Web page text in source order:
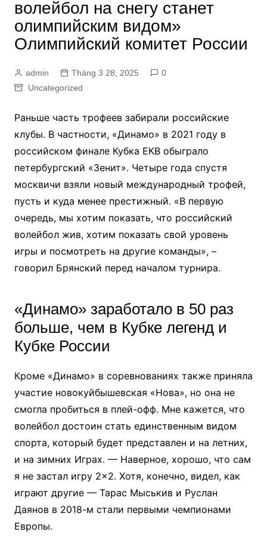
волейбол на снегу станет
олимпийским видом»
Олимпийский комитет России
admin Tháng 3 28, 2025
0
Uncategorized
Раньше часть трофеев забирали российские
клубы. В частности, «Динамо» в 2021 году в
российском финале Кубка ЕКВ обыграло
петербургский «Зенит». Четыре года спустя
москвичи взяли новый международный трофей,
пусть и куда менее престижный. «В первую
очередь, мы хотим показать, что российский
волейбол жив, хотим показать свой уровень
игры и посмотреть на другие команды», –
говорил Брянский перед началом турнира.
«Динамо» заработало в 50 раз
больше, чем в Кубке легенд и
Кубке России
Кроме «Динамо» в соревнованиях также приняла
участие новокуйбышевская «Нова», но она не
смогла пробиться в плей-офф. Мне кажется, что
волейбол достоин стать единственным видом
спорта, который будет представлен и на летних,
и на зимних Играх. — Наверное, хорошо, что сам
я не застал игру 2×2. Хотя, конечно, видел, как
играют другие — Тарас Мыськив и Руслан
Даянов в 2018-м стали первыми чемпионами
Европы.